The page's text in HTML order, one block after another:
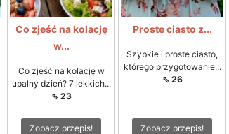
Co zjeść na kolację
w...
Co zjeść na kolację w
upalny dzień? 7 lekkich...
⇖ 23
Zobacz przepis!
Proste ciasto z...
Szybkie i proste ciasto,
którego przygotowanie...
⇖ 26
Zobacz przepis!